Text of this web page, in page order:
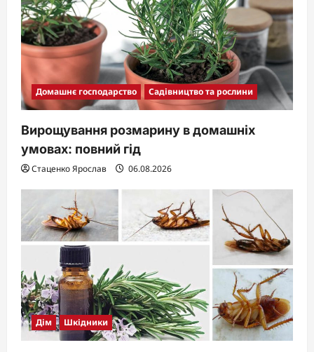
Домашнє господарство Садівництво та рослини
Вирощування розмарину в домашніх
умовах: повний гід
Стаценко Ярослав 06.08.2026
Дім Шкідники